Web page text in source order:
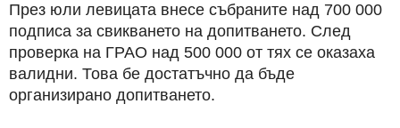
През юли левицата внесе събраните над 700 000
подписа за свикването на допитването. След
проверка на ГРАО над 500 000 от тях се оказаха
валидни. Това бе достатъчно да бъде
организирано допитването.